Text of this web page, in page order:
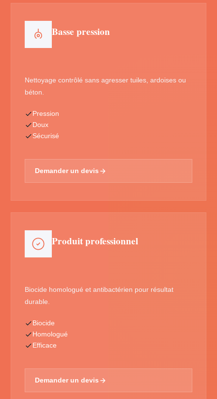
Basse pression
Nettoyage contrôlé sans agresser tuiles, ardoises ou
béton.
Pression
Doux
Sécurisé
Demander un devis
Produit professionnel
Biocide homologué et antibactérien pour résultat
durable.
Biocide
Homologué
Efficace
Demander un devis